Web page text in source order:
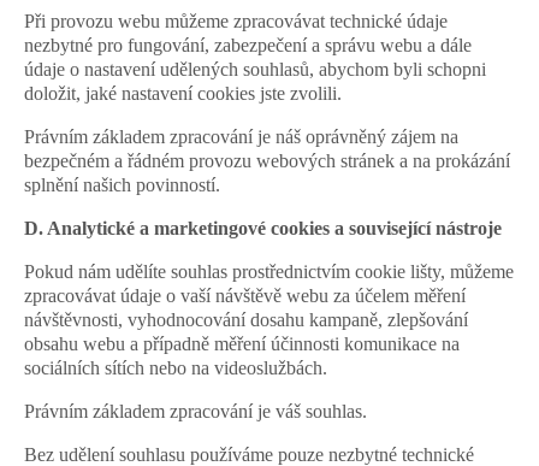
Při provozu webu můžeme zpracovávat technické údaje
nezbytné pro fungování, zabezpečení a správu webu a dále
údaje o nastavení udělených souhlasů, abychom byli schopni
doložit, jaké nastavení cookies jste zvolili.
Právním základem zpracování je náš oprávněný zájem na
bezpečném a řádném provozu webových stránek a na prokázání
splnění našich povinností.
D. Analytické a marketingové cookies a související nástroje
Pokud nám udělíte souhlas prostřednictvím cookie lišty, můžeme
zpracovávat údaje o vaší návštěvě webu za účelem měření
návštěvnosti, vyhodnocování dosahu kampaně, zlepšování
obsahu webu a případně měření účinnosti komunikace na
sociálních sítích nebo na videoslužbách.
Právním základem zpracování je váš souhlas.
Bez udělení souhlasu používáme pouze nezbytné technické